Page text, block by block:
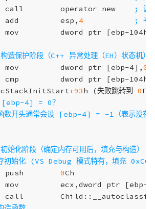
call operator
new
add esp ,4
mov dword ptr [ebp-104h
mov dword ptr [ebp-4],0
cmp dword ptr [ebp-104h
+93h (失败跳转到 0
push 0Ch
mov ecx ,dword ptr [ebp-
call Child ::